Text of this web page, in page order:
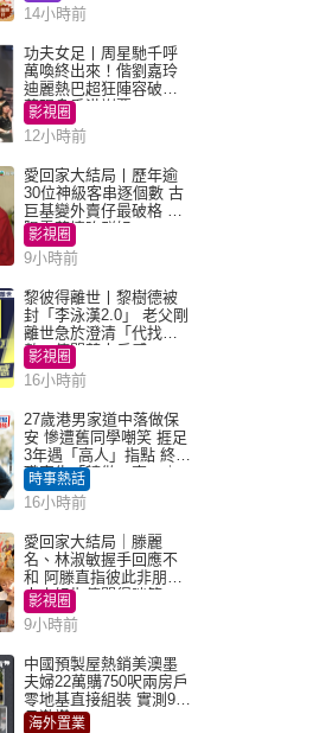
14小時前
功夫女足丨周星馳千呼
萬喚終出來！偕劉嘉玲
迪麗熱巴超狂陣容破天
荒現身香港謝票
影視圈
12小時前
愛回家大結局丨歷年逾
30位神級客串逐個數 古
巨基變外賣仔最破格 歐
陽震華情陷群姐
影視圈
9小時前
黎彼得離世丨黎樹德被
封「李泳漢2.0」 老父剛
離世急於澄清「代找卡
數」傳聞惹人反感
影視圈
16小時前
27歲港男家道中落做保
安 慘遭舊同學嘲笑 捱足
3年遇「高人」指點 終辭
職宣告「轉做一事」｜
Juicy叮
時事熱話
16小時前
愛回家大結局｜滕麗
名、林淑敏握手回應不
和 阿滕直指彼此非朋友
大小姐指傳聞得啖笑
影視圈
9小時前
中國預製屋熱銷美澳墨
夫婦22萬購750呎兩房戶
零地基直接組裝 實測9個
月激讚
海外置業